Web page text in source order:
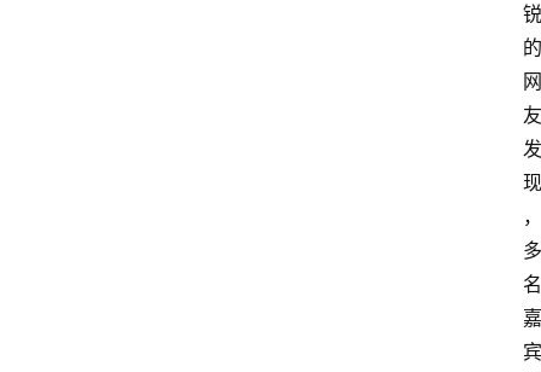
锐
的
网
友
发
现
，
多
名
嘉
宾